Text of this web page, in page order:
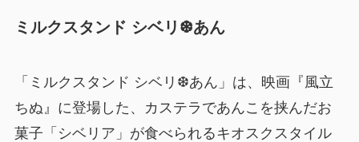
ミルクスタンド シベリ❆あん
「ミルクスタンド シベリ❆あん」は、映画『風立
ちぬ』に登場した、カステラであんこを挟んだお
菓子「シベリア」が食べられるキオスクスタイル